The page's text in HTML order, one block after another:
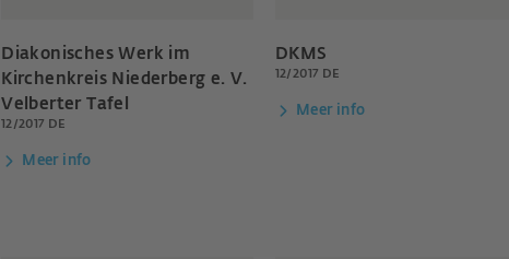
Diakonisches Werk im
Kirchenkreis Niederberg e. V.
Velberter Tafel
12/2017 DE
Meer info
DKMS
12/2017 DE
Meer info